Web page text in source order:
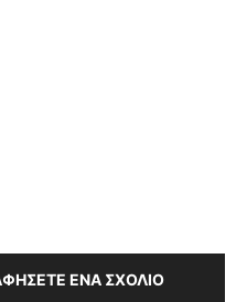
ΈΝΑ ΣΧΌΛΙΟ